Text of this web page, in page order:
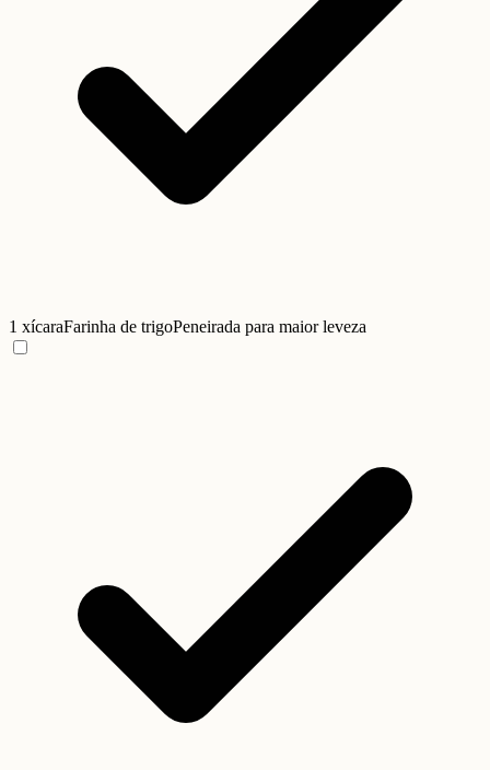
1 xícaraFarinha de trigoPeneirada para maior leveza